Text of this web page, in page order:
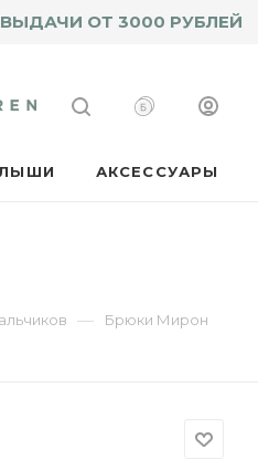
ОТ 3000 РУБЛЕЙ
АКСЕССУАРЫ
— Брюки Мирон